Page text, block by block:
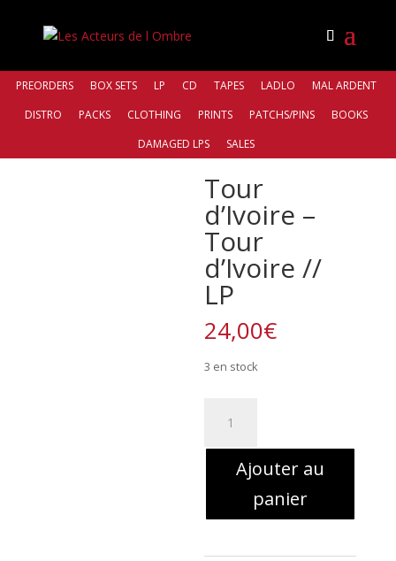
PREORDERS BOX SETS LP CD TAPES LADLO
MAL ARDENT
DISTRO
PACKS CLOTHING PRINTS PATCHS/PINS
BOOKS
DAMAGED LPS
SALES
Tour
d’Ivoire –
Tour
d’Ivoire //
LP
24,00€
3 en stock
Tour
d'IvoireAjouter au
panier